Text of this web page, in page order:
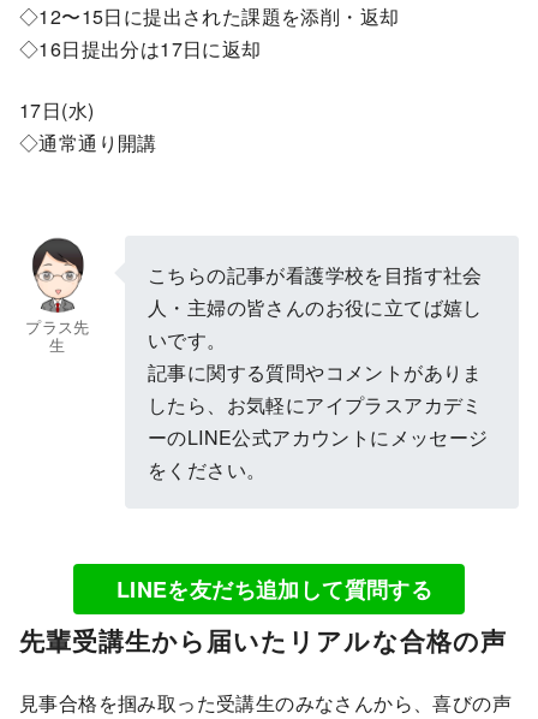
◇12〜15日に提出された課題を添削・返却
◇16日提出分は17日に返却
17日(水)
◇通常通り開講
プラス先
生
こちらの記事が看護学校を目指す社会
人・主婦の皆さんのお役に立てば嬉し
いです。
記事に関する質問やコメントがありま
したら、お気軽にアイプラスアカデミ
ーのLINE公式アカウントにメッセージ
をください。
LINEを友だち追加して質問する
先輩受講生から届いたリアルな合格の声
見事合格を掴み取った受講生のみなさんから、喜びの声